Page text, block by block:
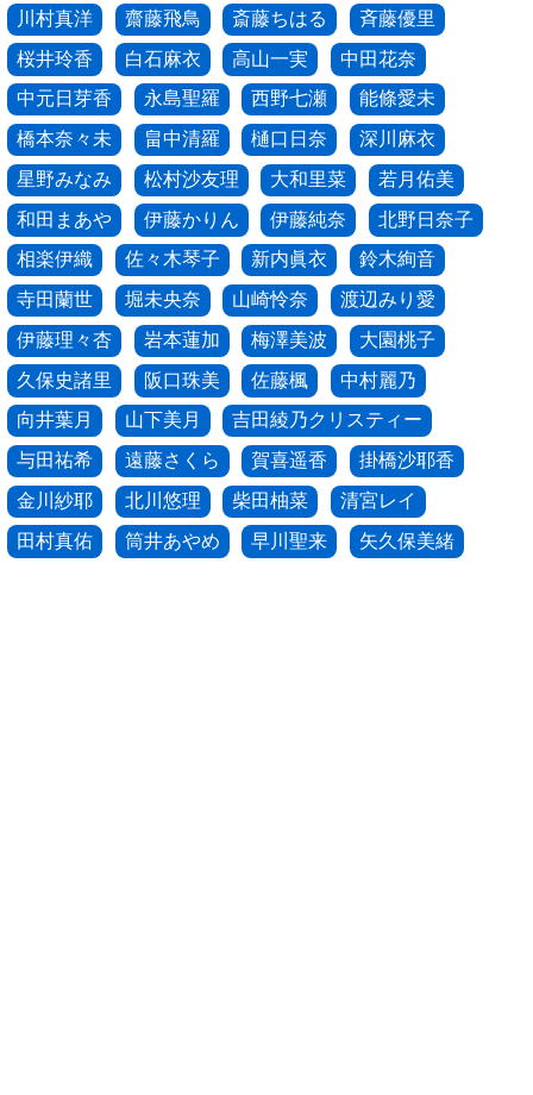
川村真洋
齋藤飛鳥 斎藤ちはる
斉藤優里
桜井玲香
白石麻衣 高山一実
中田花奈
中元日芽香
永島聖羅 西野七瀬
能條愛未
橋本奈々未
畠中清羅 樋口日奈
深川麻衣
星野みなみ
松村沙友理 大和里菜
若月佑美
和田まあや
伊藤かりん 伊藤純奈
北野日奈子
相楽伊織
佐々木琴子 新内眞衣
鈴木絢音
寺田蘭世
堀未央奈 山崎怜奈
渡辺みり愛
伊藤理々杏
岩本蓮加 梅澤美波
大園桃子
久保史諸里
阪口珠美 佐藤楓
中村麗乃
向井葉月
山下美月
吉田綾乃クリスティー
与田祐希
遠藤さくら 賀喜遥香
掛橋沙耶香
金川紗耶
北川悠理 柴田柚菜
清宮レイ
田村真佑
筒井あやめ 早川聖来 矢久保美緒